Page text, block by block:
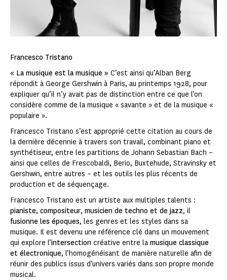
Francesco Tristano
« La musique est la musique » C’est ainsi qu’Alban Berg
répondit à George Gershwin à Paris, au printemps 1928, pour
expliquer qu’il n’y avait pas de distinction entre ce que l’on
considère comme de la musique « savante » et de la musique «
populaire ».
Francesco Tristano s’est approprié cette citation au cours de
la dernière décennie à travers son travail, combinant piano et
synthétiseur, entre les partitions de Johann Sebastian Bach –
ainsi que celles de Frescobaldi, Berio, Buxtehude, Stravinsky et
Gershwin, entre autres – et les outils les plus récents de
production et de séquençage.
Francesco Tristano est un artiste aux multiples talents :
pianiste, compositeur, musicien de techno et de jazz, il
fusionne les époques, les genres et les styles dans sa
musique. Il est devenu une référence clé dans un mouvement
qui explore l’intersection créative entre la musique classique
et électronique, l’homogénéisant de manière naturelle afin de
réunir des publics issus d’univers variés dans son propre monde
musical.